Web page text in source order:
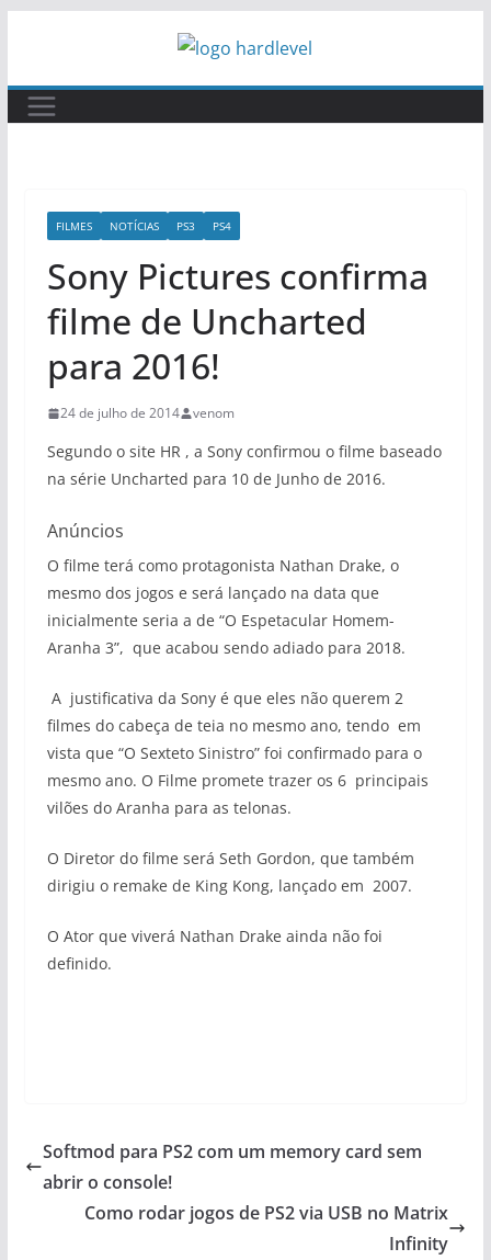
o
conteúdo
FILMES NOTÍCIAS PS3 PS4
Sony Pictures confirma
filme de Uncharted
para 2016!
24 de julho de 2014 venom
Segundo o site HR , a Sony confirmou o filme baseado
na série Uncharted para 10 de Junho de 2016.
Anúncios
O filme terá como protagonista Nathan Drake, o
mesmo dos jogos e será lançado na data que
inicialmente seria a de “O Espetacular Homem-
Aranha 3”, que acabou sendo adiado para 2018.
A justificativa da Sony é que eles não querem 2
filmes do cabeça de teia no mesmo ano, tendo em
vista que “O Sexteto Sinistro” foi confirmado para o
mesmo ano. O Filme promete trazer os 6 principais
vilões do Aranha para as telonas.
O Diretor do filme será Seth Gordon, que também
dirigiu o remake de King Kong, lançado em 2007.
O Ator que viverá Nathan Drake ainda não foi
definido.
Softmod para PS2 com um memory card sem
abrir o console!
Como rodar jogos de PS2 via USB no Matrix
Infinity